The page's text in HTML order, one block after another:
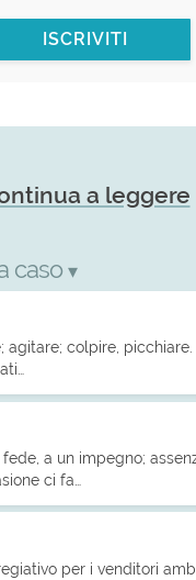
ISCRIVITI
a leggere
caso ▾
agitare; colpire, picchiare.
a un impegno;
ci fa…
per i venditori